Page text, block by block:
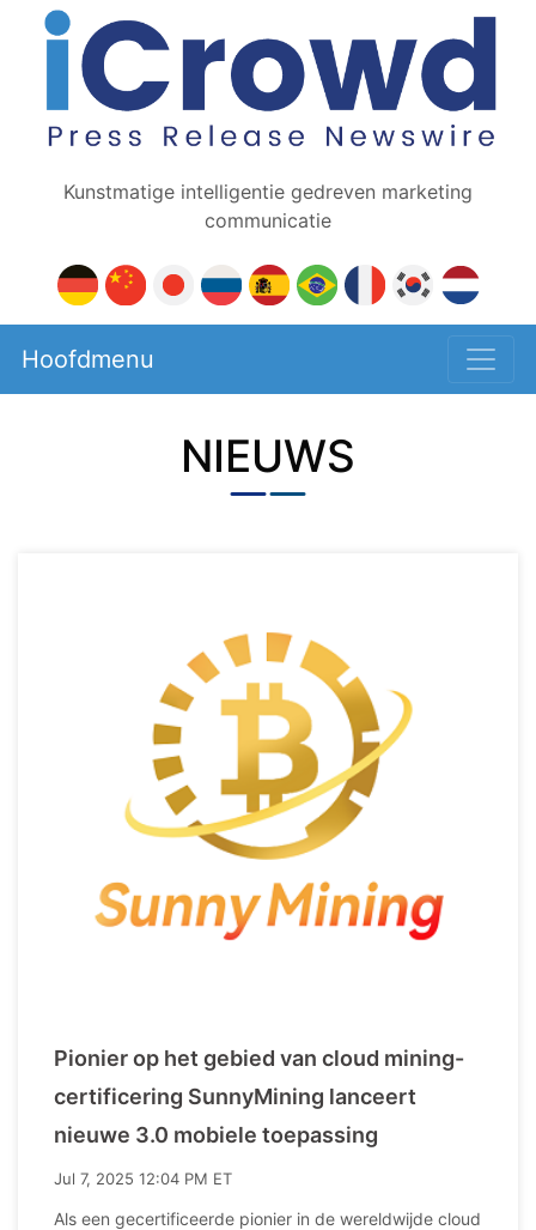
Kunstmatige intelligentie gedreven marketing
communicatie
Hoofdmenu
NIEUWS
Pionier op het gebied van cloud mining-
certificering SunnyMining lanceert
nieuwe 3.0 mobiele toepassing
Jul 7, 2025 12:04 PM ET
Als een gecertificeerde pionier in de wereldwijde cloud